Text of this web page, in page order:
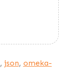
, json, omeka-